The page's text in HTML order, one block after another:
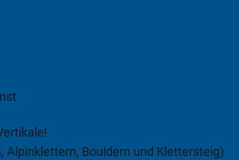
Alpinklettern, Bouldern und Klettersteig)